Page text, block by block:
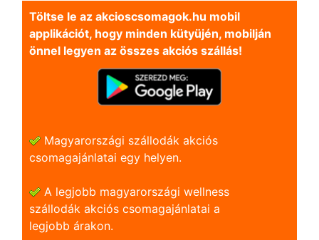
Töltse le az akcioscsomagok.hu mobil
applikációt, hogy minden kütyüjén, mobilján
önnel legyen az összes akciós szállás!
Magyarországi szállodák akciós
csomagajánlatai egy helyen.
A legjobb magyarországi wellness
szállodák akciós csomagajánlatai a
legjobb árakon.